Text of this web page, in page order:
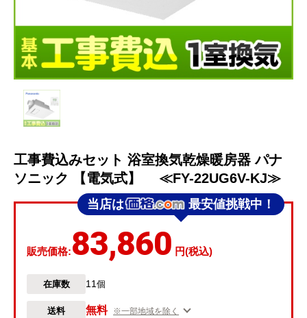
工事費込みセット 浴室換気乾燥暖房器 パナ
ソニック 【電気式】 ≪FY-22UG6V-KJ≫
当店は 最安値挑戦中！
販売価格:83,860 円(税込)
在庫数 11個
送料 無料 ※一部地域を除く